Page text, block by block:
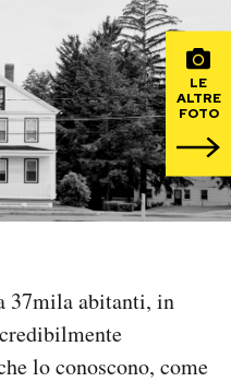
LE
ALTRE
FOTO
37mila abitanti, in
lo conoscono, come